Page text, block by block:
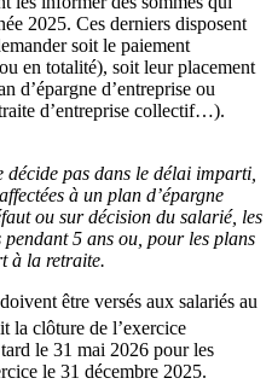
2025. Ces derniers disposent
soit le paiement
en totalité), soit leur placement
d’épargne d’entreprise ou
d’entreprise collectif…).
décide pas dans le délai imparti,
à un plan d’épargne
ou sur décision du salarié, les
5 ans ou, pour les plans
à la retraite.
être versés aux salariés au
la clôture de l’exercice
le 31 mai 2026 pour les
le 31 décembre 2025.